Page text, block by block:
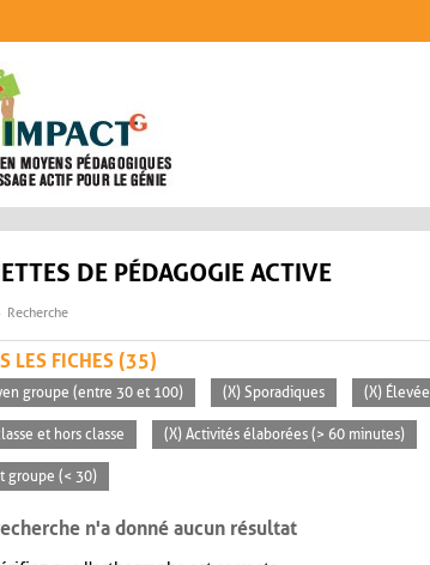
DE PÉDAGOGIE ACTIVE
Recherche
LES FICHES (35)
groupe (entre 30 et 100) (X) Sporadiques (X) Élevée
et hors classe (X) Activités élaborées (> 60 minutes)
groupe (< 30)
n'a donné aucun résultat